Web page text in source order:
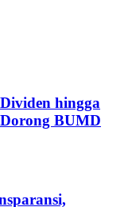
hingga
BUMD